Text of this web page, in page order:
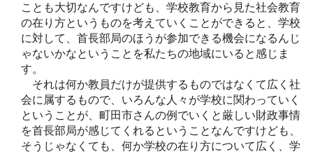
ことも大切なんですけども、学校教育から見た社会教育
の在り方というものを考えていくことができると、学校
に対して、首長部局のほうが参加できる機会になるんじ
ゃないかなということを私たちの地域にいると感じま
す。
それは何か教員だけが提供するものではなくて広く社
会に属するもので、いろんな人々が学校に関わっていく
ということが、町田市さんの例でいくと厳しい財政事情
を首長部局が感じてくれるということなんですけども、
そうじゃなくても、何か学校の在り方について広く、学